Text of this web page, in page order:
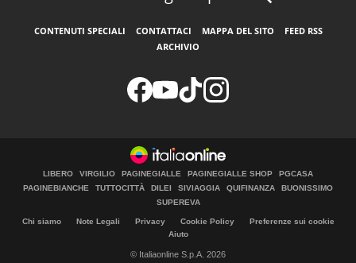
CONTENUTI SPECIALI CONTATTACI MAPPA DEL SITO
FEED RSS
ARCHIVIO
LIBERO VIRGILIO PAGINEGIALLE PAGINEGIALLE SHOP
PGCASA
PAGINEBIANCHE
TUTTOCITTÀ DILEI SIVIAGGIA QUIFINANZA
BUONISSIMO
SUPEREVA
Chi siamo Note Legali Privacy Cookie Policy
Preferenze sui cookie
Aiuto
© Italiaonline S.p.A. 2026